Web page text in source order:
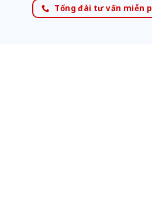
Tổng đài tư vấn miễn